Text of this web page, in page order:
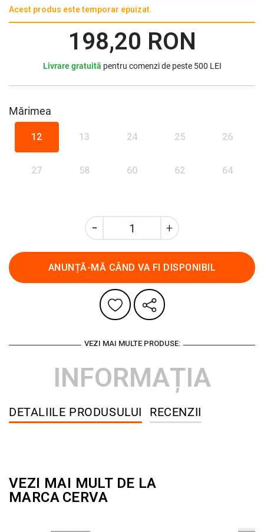
Acest produs este temporar epuizat.
198,20 RON
Livrare gratuită pentru comenzi de peste 500 LEI
Mărimea
12 13 24 25 26
27 58 60 62 64
ANUNȚĂ-MĂ CÂND VA FI DISPONIBIL
VEZI MAI MULTE PRODUSE:
INFORMAȚIA
DETALIILE PRODUSULUI RECENZII
VEZI MAI MULT DE LA
MARCA CERVA